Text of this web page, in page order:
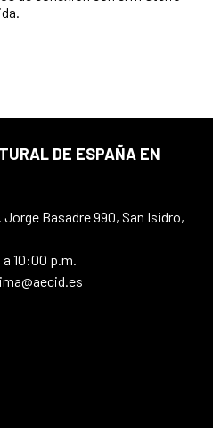
DE ESPAÑA EN
Basadre 990, San Isidro,
10:00 p.m.